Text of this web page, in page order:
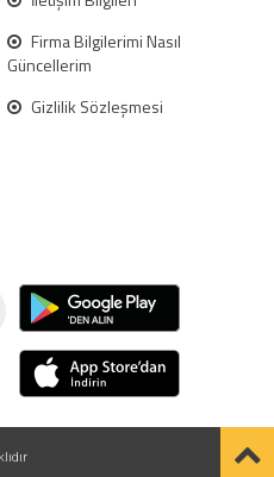
Firma Bilgilerimi Nasıl
Güncellerim
Gizlilik Sözleşmesi